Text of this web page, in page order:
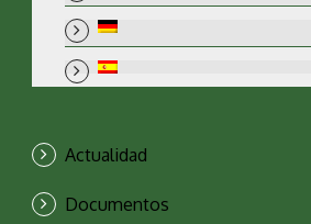
Actualidad
Documentos